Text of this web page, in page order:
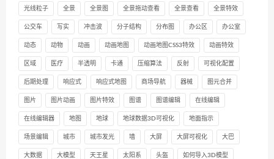
光线粒子 全景 全景图 全景拖动查看 全景查看 全景特效
公交车 写实 冲击波 分子结构 分布图 办公区 办公室
动态 动物 动画 动画地图 动画地图CSS3特效 动画特效
区域 医疗 半透明 卡通 压缩算法 反射 可视化配置
后期处理 响应式 响应式地图 商场导航 器械 图元合并
图片 图片动画 图片特效 图谱 图谱编辑 在线编辑
在线编辑器 地图 地球 地球数据3D可视化 地面指示
场景编辑 城市 城市发光 墙 大屏 大屏可视化 大巴
大数据 大模型 天王星 太阳系 头盔 如何导入3D模型